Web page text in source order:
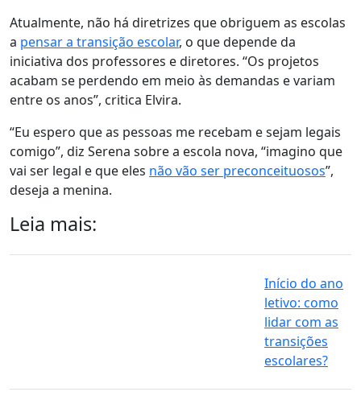
Atualmente, não há diretrizes que obriguem as escolas
a pensar a transição escolar, o que depende da
iniciativa dos professores e diretores. “Os projetos
acabam se perdendo em meio às demandas e variam
entre os anos”, critica Elvira.
“Eu espero que as pessoas me recebam e sejam legais
comigo”, diz Serena sobre a escola nova, “imagino que
vai ser legal e que eles não vão ser preconceituosos”,
deseja a menina.
Leia mais:
Início do ano
letivo: como
lidar com as
transições
escolares?